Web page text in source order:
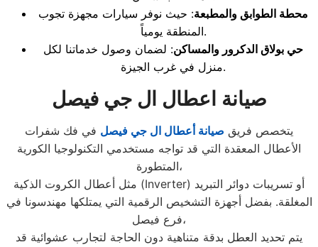
محطة الطوابق والمطبعة: حيث نوفر سيارات مجهزة تجوب
المنطقة يومياً.
حي بولاق الدكرور والمساكن: لضمان وصول خدماتنا لكل
منزل في غرب الجيزة.
صيانة اعطال ال جي فيصل
يتخصص فريق صيانة أعطال ال جي فيصل في فك شفرات
الأعطال المعقدة التي قد تواجه مستخدمي التكنولوجيا الكورية
المتطورة،
مثل أعطال الكروت الذكية (Inverter) أو تسريبات دوائر التبريد
المغلقة. بفضل أجهزة التشخيص الرقمية التي يمتلكها مهندسونا في
فرع فيصل،
يتم تحديد العطل بدقة متناهية دون الحاجة لتجارب عشوائية قد